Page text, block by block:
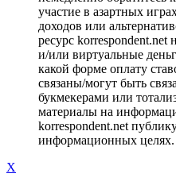
участие в азартных
доходов или
ресурс
и/или виртуальные
какой форме оплату
связаны/могут быть
букмекерами или
материалы на
korrespondent.net
информационных целях.
X